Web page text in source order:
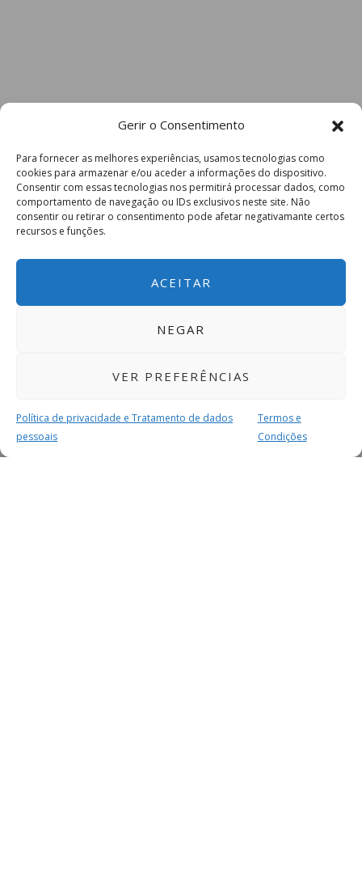
Gerir o Consentimento
Para fornecer as melhores experiências, usamos tecnologias como
cookies para armazenar e/ou aceder a informações do dispositivo.
Consentir com essas tecnologias nos permitirá processar dados, como
comportamento de navegação ou IDs exclusivos neste site. Não
consentir ou retirar o consentimento pode afetar negativamante certos
recursos e funções.
ACEITAR
NEGAR
VER PREFERÊNCIAS
Política de privacidade e Tratamento de dados
pessoais
Termos e
Condições